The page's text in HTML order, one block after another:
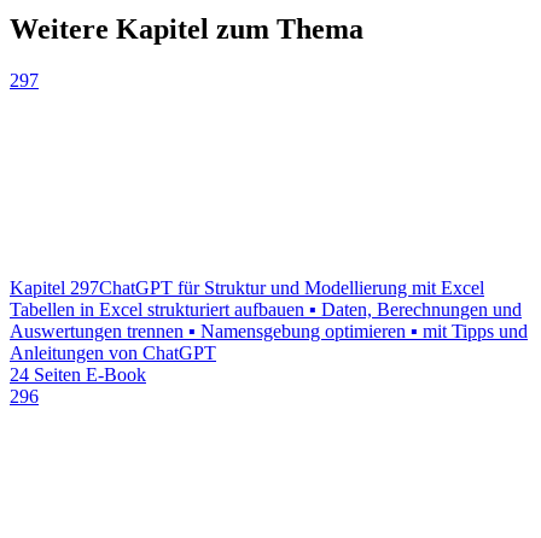
Weitere Kapitel zum Thema
297
Kapitel 297ChatGPT für Struktur und Modellierung mit Excel
Tabellen in Excel strukturiert aufbauen ▪ Daten, Berechnungen und
Auswertungen trennen ▪ Namensgebung optimieren ▪ mit Tipps und
Anleitungen von ChatGPT
24 Seiten E-Book
296